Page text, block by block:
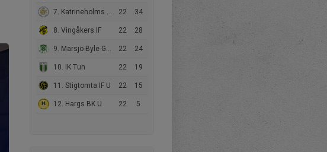
7. Katrineholms SK FK U 22 34
8. Vingåkers IF 22 28
9. Marsjö-Byle GoIF 22 24
10. IK Tun 22 19
11. Stigtomta IF U 22 15
12. Hargs BK U 22 5